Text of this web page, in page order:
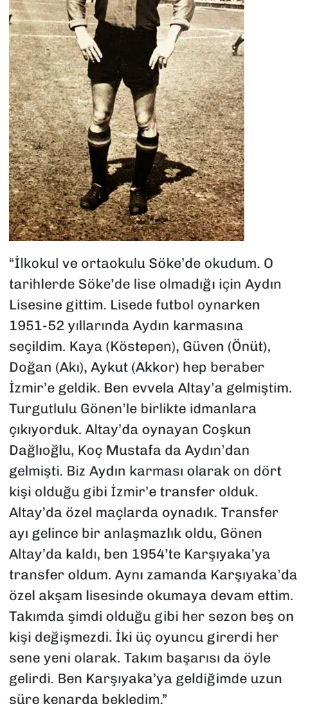
“İlkokul ve ortaokulu Söke’de okudum. O
tarihlerde Söke’de lise olmadığı için Aydın
Lisesine gittim. Lisede futbol oynarken
1951-52 yıllarında Aydın karmasına
seçildim. Kaya (Köstepen), Güven (Önüt),
Doğan (Akı), Aykut (Akkor) hep beraber
İzmir’e geldik. Ben evvela Altay’a gelmiştim.
Turgutlulu Gönen’le birlikte idmanlara
çıkıyorduk. Altay’da oynayan Coşkun
Dağlıoğlu, Koç Mustafa da Aydın’dan
gelmişti. Biz Aydın karması olarak on dört
kişi olduğu gibi İzmir’e transfer olduk.
Altay’da özel maçlarda oynadık. Transfer
ayı gelince bir anlaşmazlık oldu, Gönen
Altay’da kaldı, ben 1954’te Karşıyaka’ya
transfer oldum. Aynı zamanda Karşıyaka’da
özel akşam lisesinde okumaya devam ettim.
Takımda şimdi olduğu gibi her sezon beş on
kişi değişmezdi. İki üç oyuncu girerdi her
sene yeni olarak. Takım başarısı da öyle
gelirdi. Ben Karşıyaka’ya geldiğimde uzun
süre kenarda bekledim.”